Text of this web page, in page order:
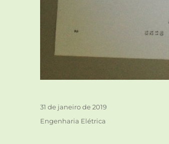
Publicado
31 de janeiro de 2019
Categorias
Engenharia Elétrica